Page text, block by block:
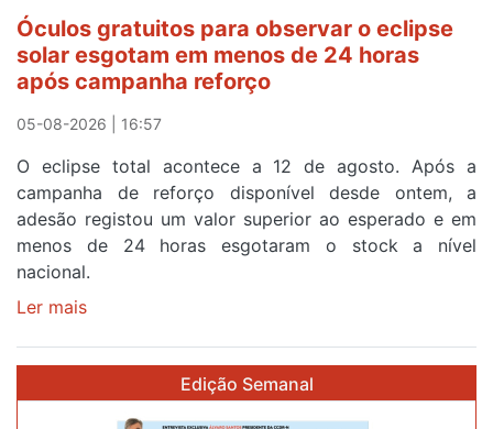
a
meta
em
Sintra
primeira
etapa
da
87ª
Volta
Óculos gratuitos para observar o eclipse
solar esgotam em menos de 24 horas
após campanha reforço
05-08-2026 | 16:57
O eclipse total acontece a 12 de agosto. Após a
campanha de reforço disponível desde ontem, a
adesão registou um valor superior ao esperado e em
menos de 24 horas esgotaram o stock a nível
nacional.
Ler mais
Edição Semanal